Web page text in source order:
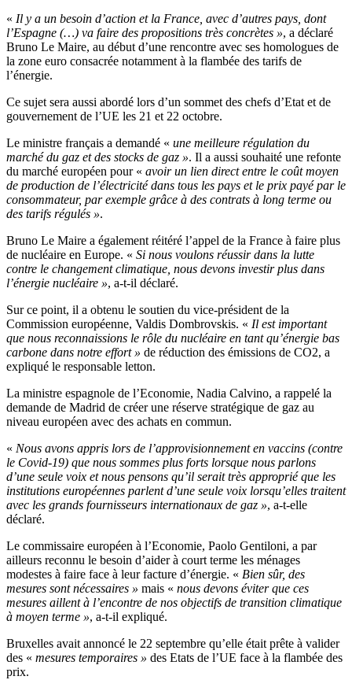
« Il y a un besoin d’action et la France, avec d’autres pays, dont
l’Espagne (…) va faire des propositions très concrètes », a déclaré
Bruno Le Maire, au début d’une rencontre avec ses homologues de
la zone euro consacrée notamment à la flambée des tarifs de
l’énergie.
Ce sujet sera aussi abordé lors d’un sommet des chefs d’Etat et de
gouvernement de l’UE les 21 et 22 octobre.
Le ministre français a demandé « une meilleure régulation du
marché du gaz et des stocks de gaz ». Il a aussi souhaité une refonte
du marché européen pour « avoir un lien direct entre le coût moyen
de production de l’électricité dans tous les pays et le prix payé par le
consommateur, par exemple grâce à des contrats à long terme ou
des tarifs régulés ».
Bruno Le Maire a également réitéré l’appel de la France à faire plus
de nucléaire en Europe. « Si nous voulons réussir dans la lutte
contre le changement climatique, nous devons investir plus dans
l’énergie nucléaire », a-t-il déclaré.
Sur ce point, il a obtenu le soutien du vice-président de la
Commission européenne, Valdis Dombrovskis. « Il est important
que nous reconnaissions le rôle du nucléaire en tant qu’énergie bas
carbone dans notre effort » de réduction des émissions de CO2, a
expliqué le responsable letton.
La ministre espagnole de l’Economie, Nadia Calvino, a rappelé la
demande de Madrid de créer une réserve stratégique de gaz au
niveau européen avec des achats en commun.
« Nous avons appris lors de l’approvisionnement en vaccins (contre
le Covid-19) que nous sommes plus forts lorsque nous parlons
d’une seule voix et nous pensons qu’il serait très approprié que les
institutions européennes parlent d’une seule voix lorsqu’elles traitent
avec les grands fournisseurs internationaux de gaz », a-t-elle
déclaré.
Le commissaire européen à l’Economie, Paolo Gentiloni, a par
ailleurs reconnu le besoin d’aider à court terme les ménages
modestes à faire face à leur facture d’énergie. « Bien sûr, des
mesures sont nécessaires » mais « nous devons éviter que ces
mesures aillent à l’encontre de nos objectifs de transition climatique
à moyen terme », a-t-il expliqué.
Bruxelles avait annoncé le 22 septembre qu’elle était prête à valider
des « mesures temporaires » des Etats de l’UE face à la flambée des
prix.